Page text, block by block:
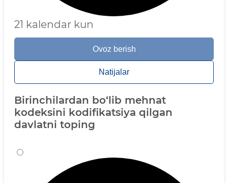
21 kalendar kun
Ovoz berish
Natijalar
Birinchilardan bo‘lib mehnat
kodeksini kodifikatsiya qilgan
davlatni toping